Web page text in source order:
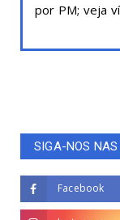
por PM; veja
SIGA-NOS NAS
Facebook